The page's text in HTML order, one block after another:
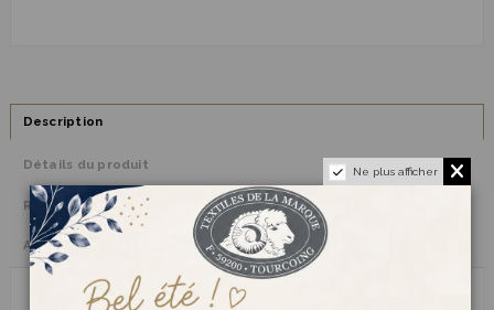
Description
Détails du produit
Reviews(0)
Avis clients
KASHWOOL 3 cest la laine mérinos dans sa version la plus délicate.
Ne plus afficher